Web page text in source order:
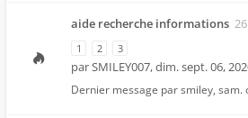
aide recherche informations
1 2 3
parSMILEY007,dim. sept. 06,
Dernier message parsmiley, sam.